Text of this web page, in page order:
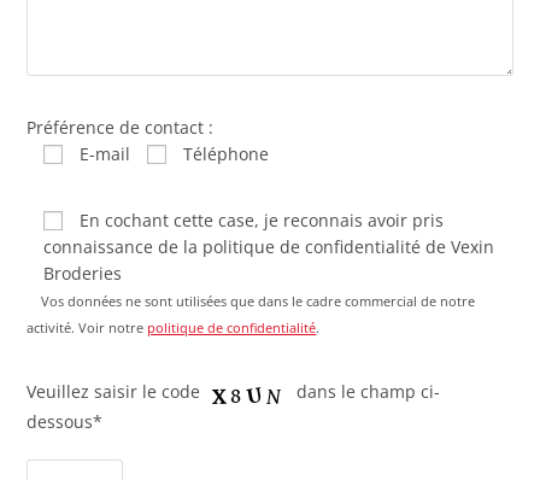
Préférence de contact :
E-mail
Téléphone
En cochant cette case, je reconnais avoir pris
connaissance de la politique de confidentialité de Vexin
Broderies
Vos données ne sont utilisées que dans le cadre commercial de notre
activité. Voir notre politique de confidentialité.
Veuillez saisir le code
dans le champ ci-
dessous*